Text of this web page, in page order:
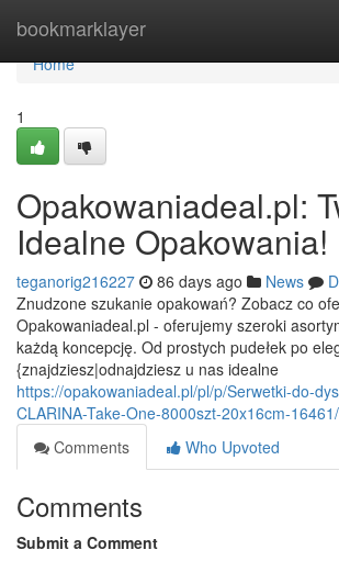
bookmarklayer
Home
Home
1
Opakowaniadeal.pl:
Idealne Opakowania!
teganorig216227 86 days ago News
Znudzone szukanie opakowań? Zobacz co
Opakowaniadeal.pl - oferujemy szeroki
każdą koncepcję. Od prostych pudełek po
{znajdziesz|odnajdziesz u nas idealne
https://opakowaniadeal.pl/pl/p/Serwetki-do-
CLARINA-Take-One-8000szt-20x16cm-
Comments
Who Upvoted
Comments
Submit a Comment